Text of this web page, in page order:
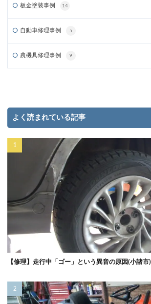
板金塗装事例 14
自動車修理事例 5
農機具修理事例 9
よく読まれている記事
【修理】走行中「ゴー」という異音の原因(小諸市)